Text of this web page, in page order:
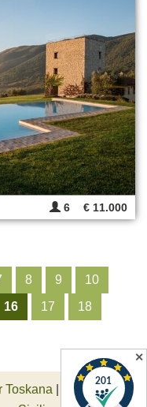
6 € 11.000
8 9
10
16 17 18
Toskana
✕